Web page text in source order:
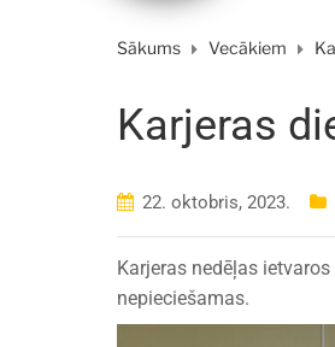
Sākums Vecākiem
Karjeras
22. oktobris, 2023.
Karjeras nedēļas
nepieciešamas.